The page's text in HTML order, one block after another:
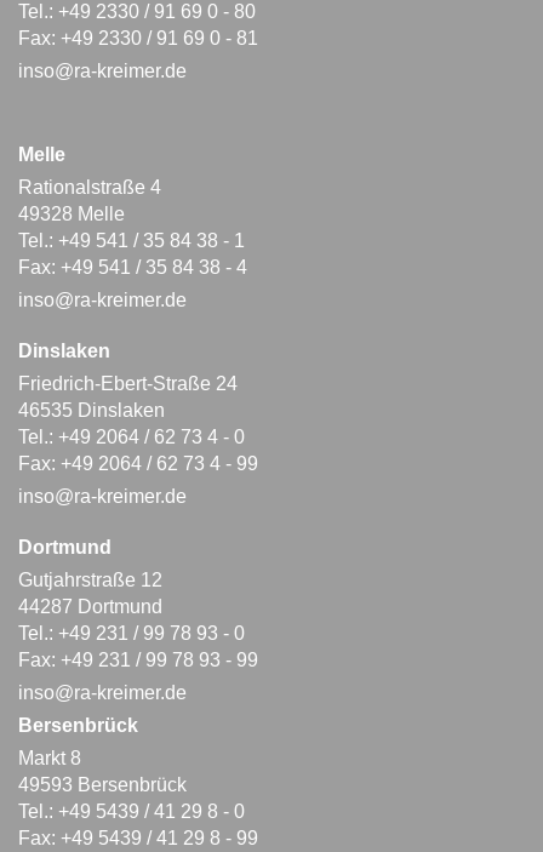
Tel.: +49 2330 / 91 69 0 - 80
Fax: +49 2330 / 91 69 0 - 81
inso@ra-kreimer.de
Melle
Rationalstraße 4
49328 Melle
Tel.: +49 541 / 35 84 38 - 1
Fax: +49 541 / 35 84 38 - 4
inso@ra-kreimer.de
Dinslaken
Friedrich-Ebert-Straße 24
46535 Dinslaken
Tel.: +49 2064 / 62 73 4 - 0
Fax: +49 2064 / 62 73 4 - 99
inso@ra-kreimer.de
Dortmund
Gutjahrstraße 12
44287 Dortmund
Tel.: +49 231 / 99 78 93 - 0
Fax: +49 231 / 99 78 93 - 99
inso@ra-kreimer.de
Bersenbrück
Markt 8
49593 Bersenbrück
Tel.: +49 5439 / 41 29 8 - 0
Fax: +49 5439 / 41 29 8 - 99